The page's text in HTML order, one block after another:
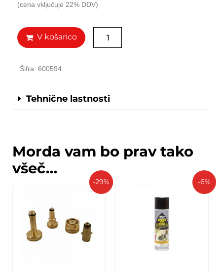
(cena vključuje 22% DDV)
V košarico
Šifra: 600594
Tehnične lastnosti
Morda vam bo prav tako
všeč…
-29% -6%